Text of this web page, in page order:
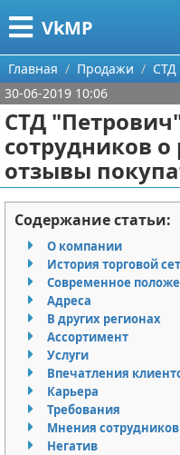
VkMP
Меню
Главная
Категории
Сельское хозяйство
Разное
Идеи бизнеса
Для руководителя
Промышленность
Международный
Продажи
Начало бизнеса
Поиск
О проекте
Контакты
Сотрудничество
Размещение рекламы
Для правообладателей
Условия
Отказ от
Главная Продажи
СТД
30-06-2019 10:06
СТД
сотрудников о
отзывы
Содержание статьи:
О компании
История торговой
Современное
Адреса
В других регионах
Ассортимент
Услуги
Впечатления
Карьера
Требования
Мнения сотрудников
Негатив